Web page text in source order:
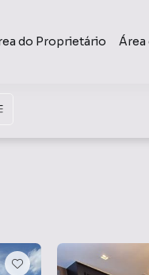
do Proprietário Área